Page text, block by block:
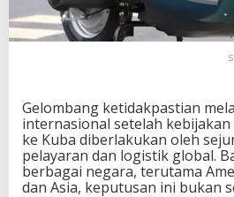
u
a
p
a
k
B
e
s
Gelombang ketidakpastian
internasional setelah
ke Kuba diberlakukan oleh
pelayaran dan logistik global.
berbagai negara, terutama
dan Asia, keputusan ini bukan